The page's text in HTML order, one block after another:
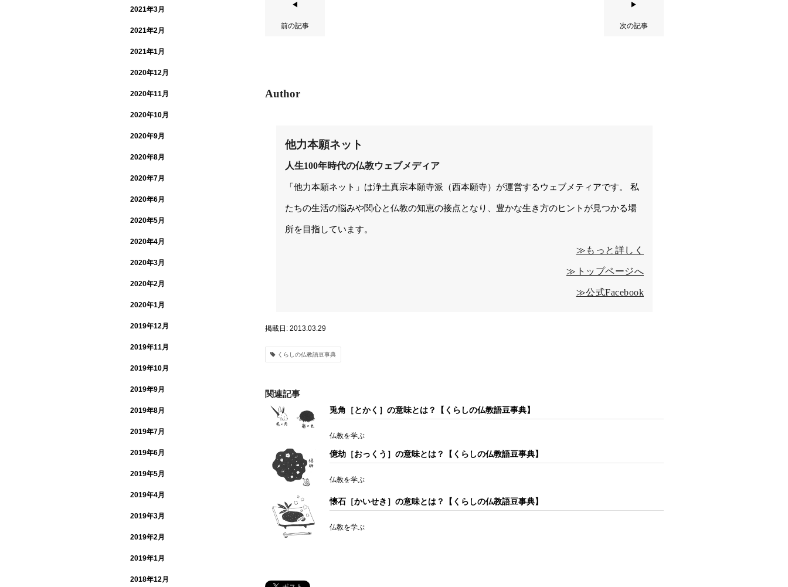
◀
前の記事
▶
次の記事
Author
他力本願ネット
人生100年時代の仏教ウェブメディア
「他力本願ネット」は浄土真宗本願寺派（西本願寺）が運営するウェブメティアです。 私
たちの生活の悩みや関心と仏教の知恵の接点となり、豊かな生き方のヒントが見つかる場
所を目指しています。
≫もっと詳しく
≫トップページへ
≫公式Facebook
掲載日: 2013.03.29
くらしの仏教語豆事典
関連記事
兎角［とかく］の意味とは？【くらしの仏教語豆事典】
仏教を学ぶ
億劫［おっくう］の意味とは？【くらしの仏教語豆事典】
仏教を学ぶ
懐石［かいせき］の意味とは？【くらしの仏教語豆事典】
仏教を学ぶ
2021年3月
2021年2月
2021年1月
2020年12月
2020年11月
2020年10月
2020年9月
2020年8月
2020年7月
2020年6月
2020年5月
2020年4月
2020年3月
2020年2月
2020年1月
2019年12月
2019年11月
2019年10月
2019年9月
2019年8月
2019年7月
2019年6月
2019年5月
2019年4月
2019年3月
2019年2月
2019年1月
2018年12月